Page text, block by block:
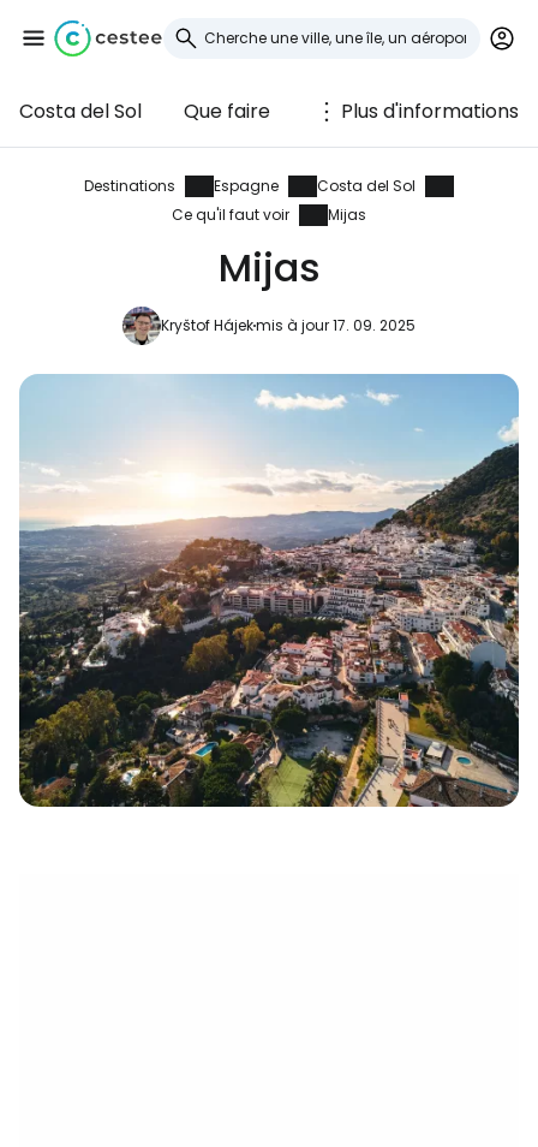
Costa del Sol Que faire Plus d'informations
Destinations Espagne
Costa del Sol
Ce qu'il faut voir
Mijas
Mijas
Kryštof Hájekmis à jour 17. 09. 2025
Se connecter à
Cestee
... la communauté mondiale des voyageurs
Continuer avec Google
Poursuivre avec le courrier
électronique